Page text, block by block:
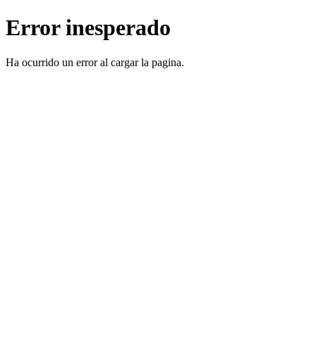
Error inesperado
Ha ocurrido un error al cargar la pagina.